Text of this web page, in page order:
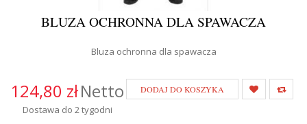
BLUZA OCHRONNA DLA SPAWACZA
Bluza ochronna dla spawacza
124,80 złNetto
Dostawa do 2 tygodni
DODAJ DO KOSZYKA